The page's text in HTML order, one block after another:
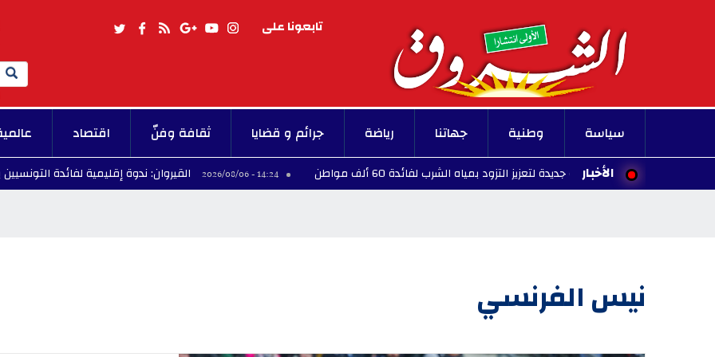
تابعونا على
Search
سياسة وطنية جهاتنا رياضة جرائم و قضايا ثقافة وفنّ اقتصاد
الأخبار
تدشين بئر عميقة جديدة لتعزيز التزود بمياه الشرب لفائدة 60 ألف مواطن 14:24 - 2026/08/06 القيروان: ندوة إقليمية لفائدة التونسيين
نيس الفرنسي